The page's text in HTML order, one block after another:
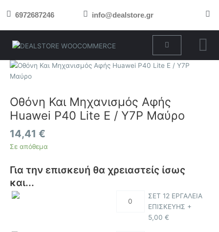
στο 6972687246 info@dealstore.gr
Cart
Οθόνη Και Μηχανισμός Αφής
Huawei P40 Lite E / Y7P Μαύρο
14,41 €
Σε απόθεμα
Για την επισκευή θα χρειαστείς ίσως
και...
ΣΕΤ 12 ΕΡΓΑΛΕΙΑ
ΕΠΙΣΚΕΥΗΣ +
5,00 €
Οθόνη
Και
Αφής
Huawei
P40
Lite
/
Μαύρο
ποσότητα